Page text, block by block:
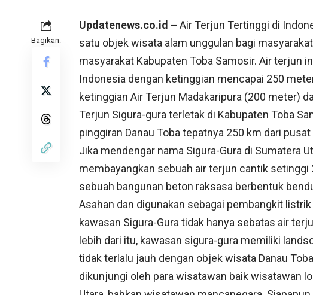
Bagikan:
Updatenews.co.id – Air Terjun Tertinggi di
satu objek wisata alam unggulan bagi
masyarakat Kabupaten Toba Samosir. Air terjun
Indonesia dengan ketinggian mencapai 250
ketinggian Air Terjun Madakaripura (200 meter)
Terjun Sigura-gura terletak di Kabupaten Toba
pinggiran Danau Toba tepatnya 250 km dari pusat
Jika mendengar nama Sigura-Gura di Sumatera
membayangkan sebuah air terjun cantik
sebuah bangunan beton raksasa berbentuk
Asahan dan digunakan sebagai pembangkit
kawasan Sigura-Gura tidak hanya sebatas air
lebih dari itu, kawasan sigura-gura memiliki
tidak terlalu jauh dengan objek wisata Danau
dikunjungi oleh para wisatawan baik wisatawan